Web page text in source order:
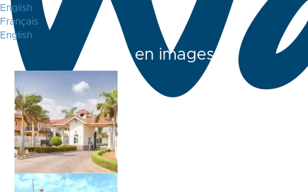
English
Français
English
Accra en images